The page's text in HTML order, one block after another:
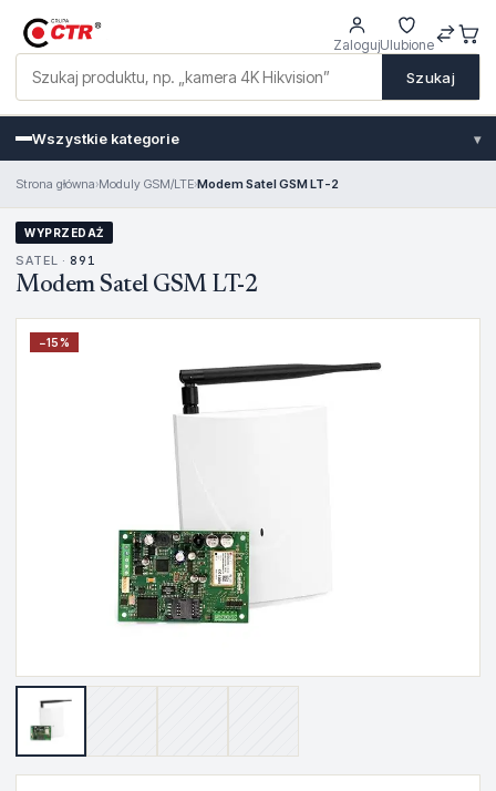
Szukaj
ZalogujUlubione
Wszystkie kategorie ▾
Strona główna›Moduly GSM/LTE›Modem Satel GSM LT-2
WYPRZEDAŻ
SATEL · 891
Modem Satel GSM LT-2
−15%